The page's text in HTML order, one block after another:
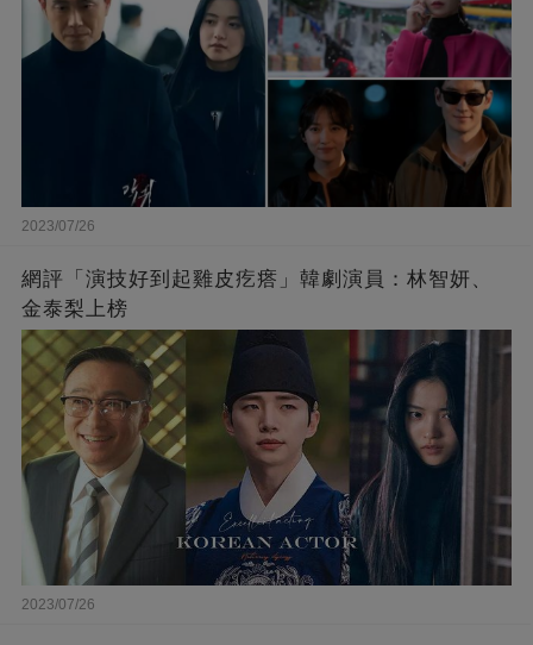
2023/07/26
網評「演技好到起雞皮疙瘩」韓劇演員：林智妍、
金泰梨上榜
2023/07/26